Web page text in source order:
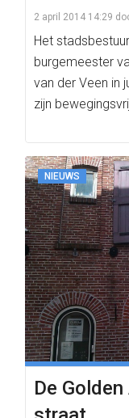
2 april 2014 14:29
Het
burgemeester
van der Veen in
zijn
NIEUWS
De